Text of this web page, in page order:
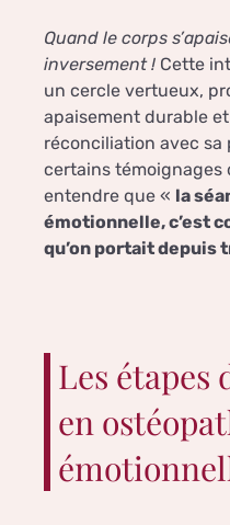
Quand le corps
inversement ! Cette
un cercle vertueux,
apaisement durable
réconciliation avec sa
certains témoignages
entendre que « la
émotionnelle, c’est
qu’on portait depuis
Les étapes
en